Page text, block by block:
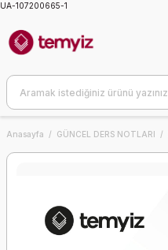
UA-107200665-1
Anasayfa GÜNCEL DERS NOTLARI